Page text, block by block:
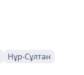
Нұр-Сұлтан